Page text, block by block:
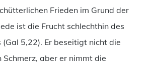
Frieden im Grund der
ist die Frucht schlechthin des
(Gal 5,22). Er beseitigt nicht die
Schmerz, aber er nimmt die